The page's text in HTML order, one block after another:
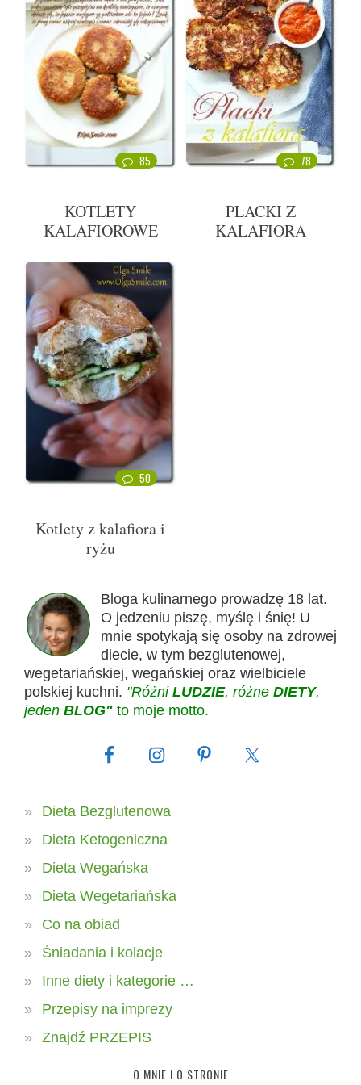
85
KOTLETY
KALAFIOROWE
78
PLACKI Z
KALAFIORA
50
Kotlety z kalafiora i
ryżu
Bloga kulinarnego prowadzę 18 lat.
O jedzeniu piszę, myślę i śnię! U
mnie spotykają się osoby na zdrowej
diecie, w tym bezglutenowej,
wegetariańskiej, wegańskiej oraz wielbiciele
polskiej kuchni. "Różni LUDZIE, różne DIETY,
jeden BLOG" to moje motto.
Dieta Bezglutenowa
Dieta Ketogeniczna
Dieta Wegańska
Dieta Wegetariańska
Co na obiad
Śniadania i kolacje
Inne diety i kategorie …
Przepisy na imprezy
Znajdź PRZEPIS
O MNIE I O STRONIE